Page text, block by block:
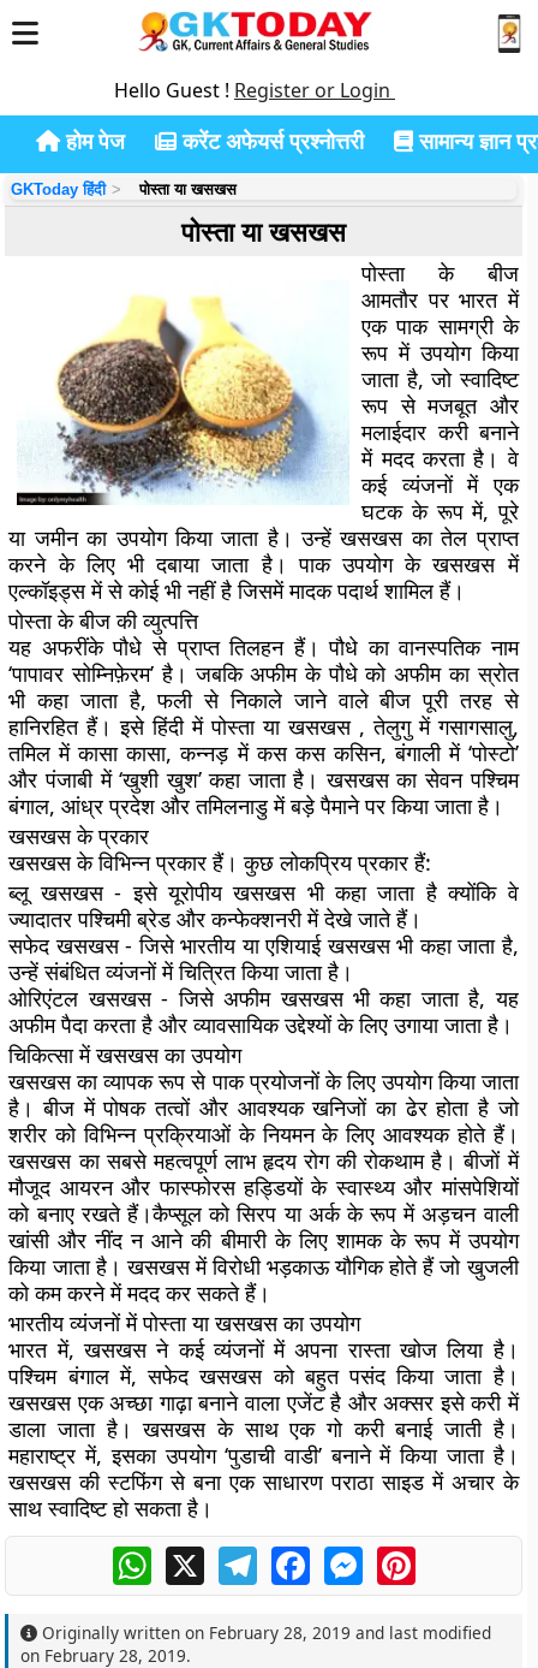
Hello Guest ! Register or Login
होम पेज करेंट अफेयर्स प्रश्नोत्तरी सामान्य ज्ञान
GKToday हिंदी पोस्ता या खसखस
पोस्ता या खसखस
पोस्ता के बीज
आमतौर पर भारत में
एक पाक सामग्री के
रूप में उपयोग किया
जाता है, जो स्वादिष्ट
रूप से मजबूत और
मलाईदार करी बनाने
में मदद करता है। वे
कई व्यंजनों में एक
घटक के रूप में, पूरे
या जमीन का उपयोग किया जाता है। उन्हें खसखस ​​का तेल प्राप्त
करने के लिए भी दबाया जाता है। पाक उपयोग के खसखस ​​में
एल्कॉइड्स में से कोई भी नहीं है जिसमें मादक पदार्थ शामिल हैं।
पोस्ता के बीज की व्युत्पत्ति
यह अफरींके ​​पौधे से प्राप्त तिलहन हैं। पौधे का वानस्पतिक नाम
‘पापावर सोम्निफ़ेरम’ है। जबकि अफीम के पौधे को अफीम का स्रोत
भी कहा जाता है, फली से निकाले जाने वाले बीज पूरी तरह से
हानिरहित हैं। इसे हिंदी में पोस्ता या खसखस , तेलुगु में गसागसालु,
तमिल में कासा कासा, कन्नड़ में कस कस कसिन, बंगाली में ‘पोस्टो’
और पंजाबी में ‘खुशी खुश’ कहा जाता है। खसखस का सेवन पश्चिम
बंगाल, आंध्र प्रदेश और तमिलनाडु में बड़े पैमाने पर किया जाता है।
खसखस के प्रकार
खसखस के विभिन्न प्रकार हैं। कुछ लोकप्रिय प्रकार हैं:
ब्लू खसखस ​​- इसे यूरोपीय खसखस ​​भी कहा जाता है क्योंकि वे
ज्यादातर पश्चिमी ब्रेड और कन्फेक्शनरी में देखे जाते हैं।
सफेद खसखस ​​- जिसे भारतीय या एशियाई खसखस ​​भी कहा जाता है,
उन्हें संबंधित व्यंजनों में चित्रित किया जाता है।
ओरिएंटल खसखस ​​- जिसे अफीम खसखस ​​भी कहा जाता है, यह
अफीम पैदा करता है और व्यावसायिक उद्देश्यों के लिए उगाया जाता है।
चिकित्सा में खसखस ​​का उपयोग
खसखस का व्यापक रूप से पाक प्रयोजनों के लिए उपयोग किया जाता
है। बीज में पोषक तत्वों और आवश्यक खनिजों का ढेर होता है जो
शरीर को विभिन्न प्रक्रियाओं के नियमन के लिए आवश्यक होते हैं।
खसखस का सबसे महत्वपूर्ण लाभ हृदय रोग की रोकथाम है। बीजों में
मौजूद आयरन और फास्फोरस हड्डियों के स्वास्थ्य और मांसपेशियों
को बनाए रखते हैं।कैप्सूल को सिरप या अर्क के रूप में अड़चन वाली
खांसी और नींद न आने की बीमारी के लिए शामक के रूप में उपयोग
किया जाता है। खसखस में विरोधी भड़काऊ यौगिक होते हैं जो खुजली
को कम करने में मदद कर सकते हैं।
भारतीय व्यंजनों में पोस्ता या खसखस ​​का उपयोग
भारत में, खसखस ​​ने कई व्यंजनों में अपना रास्ता खोज लिया है।
पश्चिम बंगाल में, सफेद खसखस ​​को बहुत पसंद किया जाता है।
खसखस एक अच्छा गाढ़ा बनाने वाला एजेंट है और अक्सर इसे करी में
डाला जाता है। खसखस के साथ एक गो करी बनाई जाती है।
महाराष्ट्र में, इसका उपयोग ‘पुडाची वाडी’ बनाने में किया जाता है।
खसखस की स्टफिंग से बना एक साधारण पराठा साइड में अचार के
साथ स्वादिष्ट हो सकता है।
WhatsApp
X TelegramFacebookMessengerPinterest
Originally written on February 28, 2019 and last modified
on February 28, 2019.